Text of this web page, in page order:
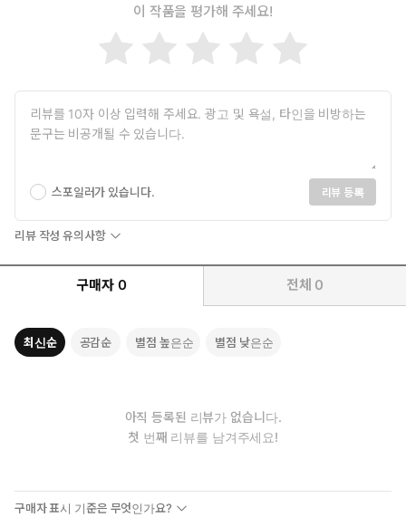
이 작품을 평가해 주세요!
스포일러가 있습니다. 리뷰 등록
리뷰 작성 유의사항
구매자 0 전체 0
최신순 공감순 별점 높은순 별점 낮은순
아직 등록된 리뷰가 없습니다.
첫 번째 리뷰를 남겨주세요!
구매자 표시 기준은 무엇인가요?